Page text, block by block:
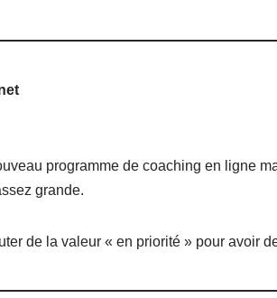
programme de coaching en ligne
grande.
de la valeur « en priorité » pour avoir